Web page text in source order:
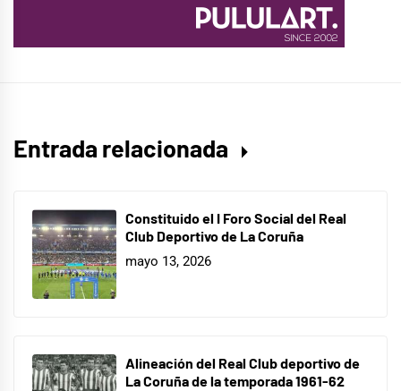
Entrada relacionada
Constituido el I Foro Social del Real
Club Deportivo de La Coruña
mayo 13, 2026
Alineación del Real Club deportivo de
La Coruña de la temporada 1961-62